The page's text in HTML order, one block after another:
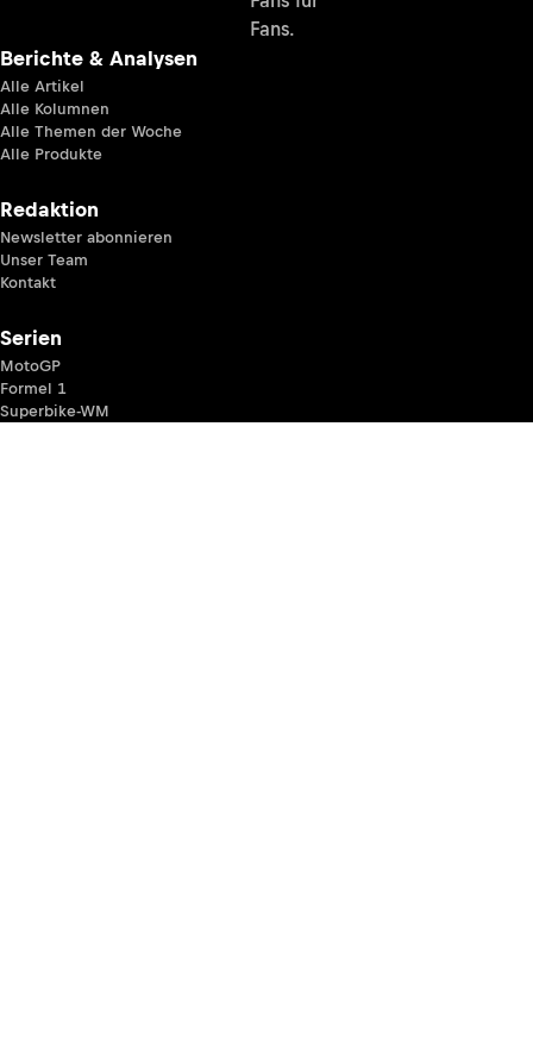
Fans.
Berichte & Analysen
Alle Artikel
Alle Kolumnen
Alle Themen der Woche
Alle Produkte
Redaktion
Newsletter abonnieren
Unser Team
Kontakt
Serien
MotoGP
Formel 1
Superbike-WM